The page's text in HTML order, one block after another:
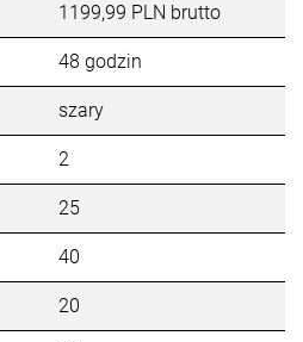
1199,99 PLN brutto
48 godzin
szary
2
25
40
20